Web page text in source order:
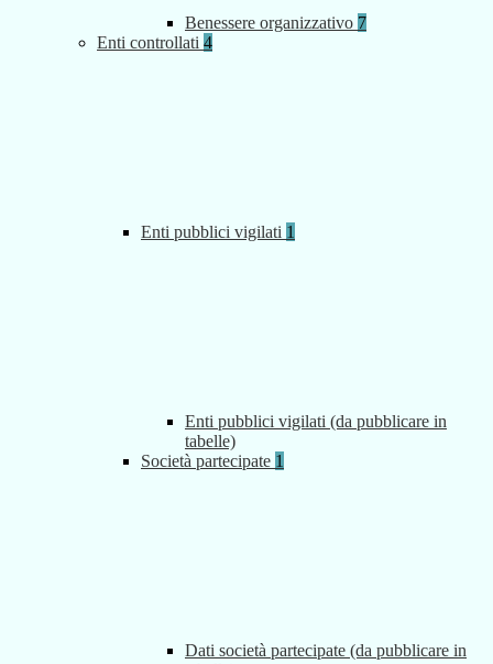
Benessere organizzativo 7
Enti controllati 4
Enti pubblici vigilati 1
Enti pubblici vigilati (da pubblicare in
tabelle)
Società partecipate 1
Dati società partecipate (da pubblicare in